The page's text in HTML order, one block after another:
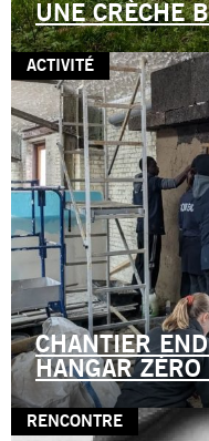
UNE CRÈCHE
ACTIVITÉ
CHANTIER
HANGAR ZÉRO
RENCONTRE